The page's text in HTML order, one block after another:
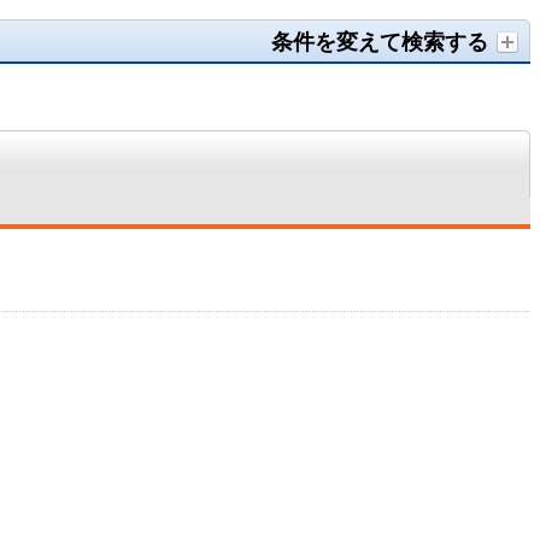
条件を変えて検索する